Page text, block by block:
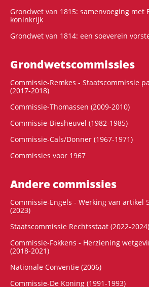
Grondwet van 1815: samenvoeging met
koninkrijk
Grondwet van 1814: een soeverein
Grondwets­commissies
Commissie-Remkes - Staatscommissie
(2017-2018)
Commissie-Thomassen (2009-2010)
Commissie-Biesheuvel (1982-1985)
Commissie-Cals/Donner (1967-1971)
Commissies voor 1967
Andere commissies
Commissie-Engels - Werking van artikel
(2023)
Staatscommissie Rechtsstaat (2022-2024)
Commissie-Fokkens - Herziening
(2018-2021)
Nationale Conventie (2006)
Commissie-De Koning (1991-1993)